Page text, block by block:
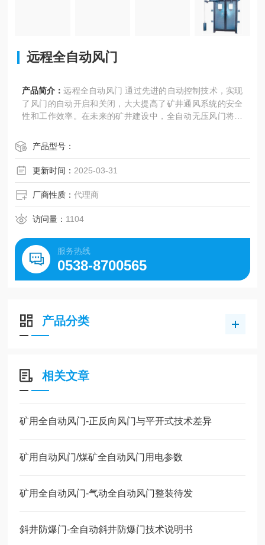
远程全自动风门
产品简介：远程全自动风门 通过先进的自动控制技术，实现
了风门的自动开启和关闭，大大提高了矿井通风系统的安全
性和工作效率。在未来的矿井建设中，全自动无压风门将成
产品型号：
更新时间： 2025-03-31
厂商性质：代理商
访问量： 1104
服务热线
0538-8700565
产品分类
相关文章
矿用全自动风门-正反向风门与平开式技术差异
矿用自动风门/煤矿全自动风门用电参数
矿用全自动风门-气动全自动风门整装待发
斜井防爆门-全自动斜井防爆门技术说明书